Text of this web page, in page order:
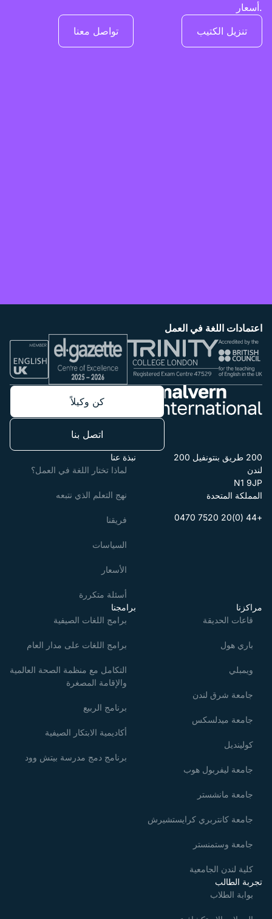
أسعار.
تواصل معنا
تنزيل الكتيب
اعتمادات اللغة في العمل
كن وكيلاً
اتصل بنا
200 طريق بنتونفيل 200
لندن
N1 9JP
المملكة المتحدة
+44 (0)20 7520 0470
نبذة عنا
لماذا تختار اللغة في العمل؟
نهج التعلم الذي نتبعه
فريقنا
السياسات
الأسعار
أسئلة متكررة
مراكزنا
قاعات الحديقة
باري هول
ويمبلي
جامعة شرق لندن
جامعة ميدلسكس
كولينديل
جامعة ليفربول هوب
جامعة مانشستر
جامعة كانتربري كرايستشيرش
جامعة وستمنستر
كلية لندن الجامعية
برامجنا
برامج اللغات الصيفية
برامج اللغات على مدار العام
التكامل مع منظمة الصحة العالمية
والإقامة المصغرة
برنامج الربيع
أكاديمية الابتكار الصيفية
برنامج دمج مدرسة بيتش وود
تجربة الطالب
بوابة الطلاب